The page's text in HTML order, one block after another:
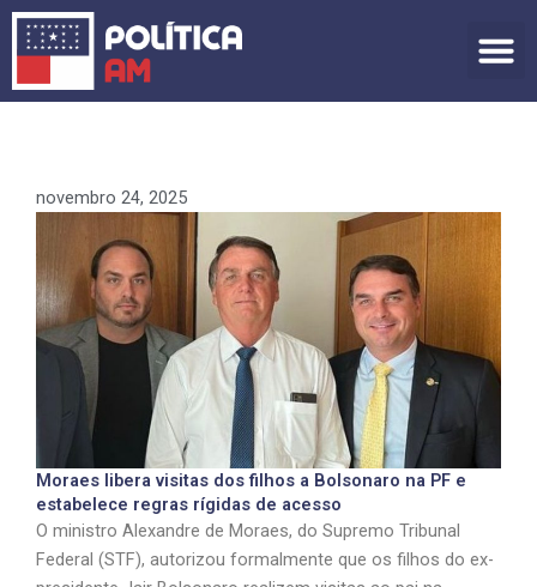
para
conteúdo
novembro 24, 2025
Moraes libera visitas dos filhos a Bolsonaro na PF e
estabelece regras rígidas de acesso
O ministro Alexandre de Moraes, do Supremo Tribunal
Federal (STF), autorizou formalmente que os filhos do ex-